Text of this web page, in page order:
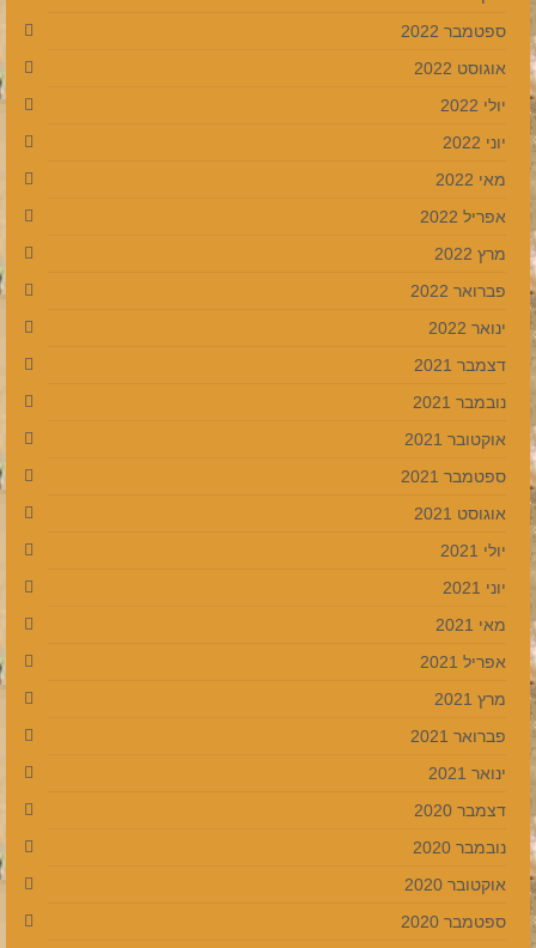
ספטמבר 2022
אוגוסט 2022
יולי 2022
יוני 2022
מאי 2022
אפריל 2022
מרץ 2022
פברואר 2022
ינואר 2022
דצמבר 2021
נובמבר 2021
אוקטובר 2021
ספטמבר 2021
אוגוסט 2021
יולי 2021
יוני 2021
מאי 2021
אפריל 2021
מרץ 2021
פברואר 2021
ינואר 2021
דצמבר 2020
נובמבר 2020
אוקטובר 2020
ספטמבר 2020